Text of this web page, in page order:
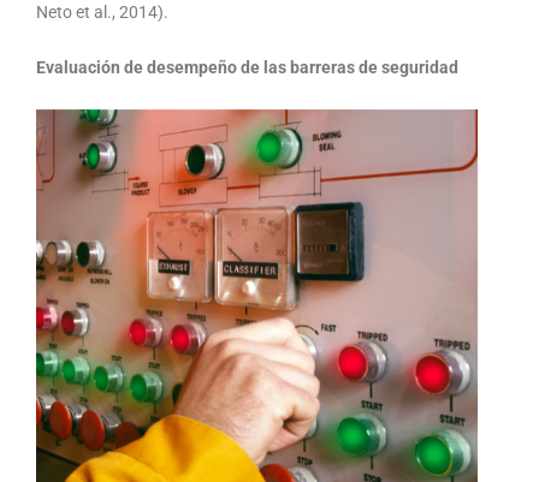
Neto et al., 2014).
Evaluación de desempeño de las barreras de seguridad